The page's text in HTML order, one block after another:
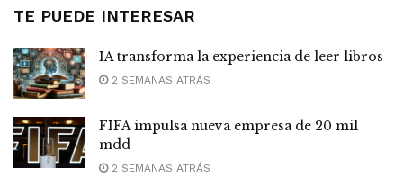
TE PUEDE INTERESAR
IA transforma la experiencia de leer libros
2 SEMANAS ATRÁS
FIFA impulsa nueva empresa de 20 mil
mdd
2 SEMANAS ATRÁS